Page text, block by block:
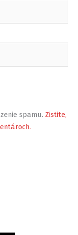
spamu. Zistite,